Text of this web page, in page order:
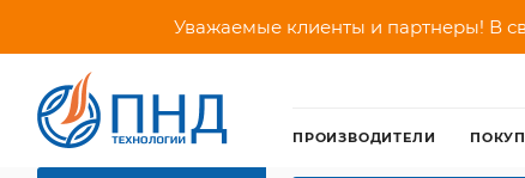
Уважаемые клиенты и партнеры! В
ПРОИЗВОДИТЕЛИ